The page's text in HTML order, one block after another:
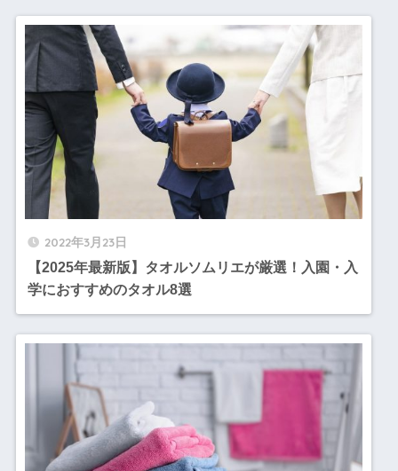
2022年3月23日
【2025年最新版】タオルソムリエが厳選！入園・入
学におすすめのタオル8選